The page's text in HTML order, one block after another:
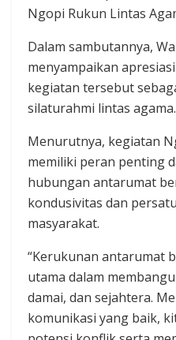
Ngopi Rukun Lintas
Dalam sambutannya,
menyampaikan
kegiatan tersebut
silaturahmi lintas agama.
Menurutnya, kegiatan
memiliki peran penting
hubungan antarumat
kondusivitas dan
masyarakat.
“Kerukunan antarumat
utama dalam
damai, dan sejahtera.
komunikasi yang baik,